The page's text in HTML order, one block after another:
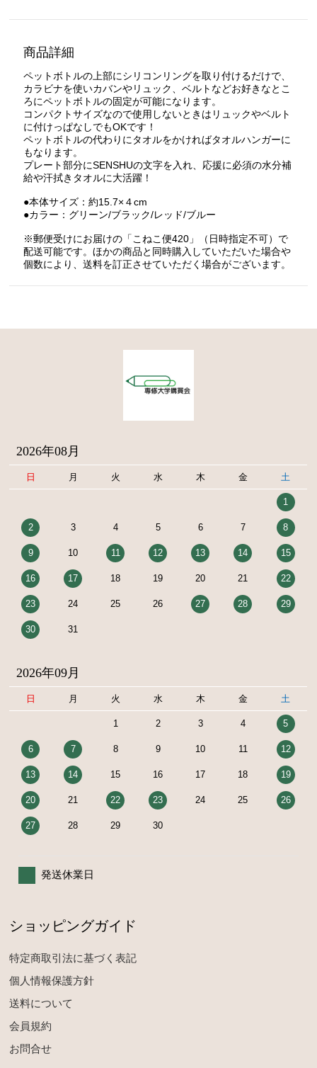
商品詳細
ペットボトルの上部にシリコンリングを取り付けるだけで、
カラビナを使いカバンやリュック、ベルトなどお好きなとこ
ろにペットボトルの固定が可能になります。
コンパクトサイズなので使用しないときはリュックやベルト
に付けっぱなしでもOKです！
ペットボトルの代わりにタオルをかければタオルハンガーに
もなります。
プレート部分にSENSHUの文字を入れ、応援に必須の水分補
給や汗拭きタオルに大活躍！
●本体サイズ：約15.7×４cm
●カラー：グリーン/ブラック/レッド/ブルー
※郵便受けにお届けの「こねこ便420」（日時指定不可）で
配送可能です。ほかの商品と同時購入していただいた場合や
個数により、送料を訂正させていただく場合がございます。
2026年08月
日 月 火 水 木 金 土
1
2 3 4 5 6 7 8
9 10 11 12 13 14 15
16 17 18 19 20 21 22
23 24 25 26 27 28 29
30 31
2026年09月
日 月 火 水 木 金 土
1 2 3 4 5
6 7 8 9 10 11 12
13 14 15 16 17 18 19
20 21 22 23 24 25 26
27 28 29 30
発送休業日
ショッピングガイド
特定商取引法に基づく表記
個人情報保護方針
送料について
会員規約
お問合せ